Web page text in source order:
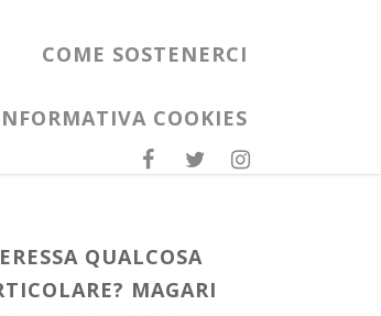
COME SOSTENERCI
COOKIES
QUALCOSA
MAGARI